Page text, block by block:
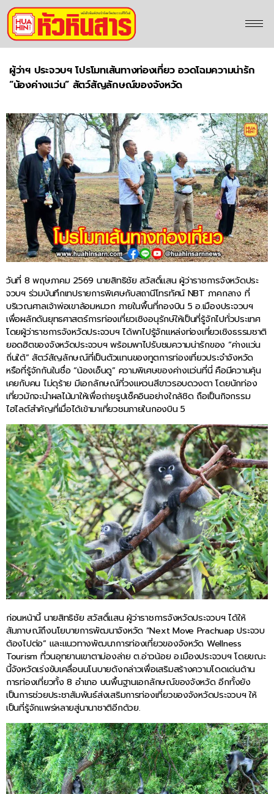
ผู้ว่าฯ ประจวบฯ โปรโมทเส้นทางท่องเที่ยว อวดโฉมความน่ารัก
“น้องค่างแว่น” สัตว์สัญลักษณ์ของจังหวัด
วันที่ 8 พฤษภาคม 2569 นายสิทธิชัย สวัสดิ์แสน ผู้ว่าราชการจังหวัดประ
จวบฯ ร่วมบันทึกเทปรายการพิเศษกับสถานีโทรทัศน์ NBT ภาคกลาง ที่
บริเวณศาลเจ้าพ่อเขาล้อมหมวก ภายในพื้นที่กองบิน 5 อ.เมืองประจวบฯ
เพื่อผลักดันยุทธศาสตร์การท่องเที่ยวเชิงอนุรักษ์ให้เป็นที่รู้จักไปทั่วประเทศ
โดยผู้ว่าราชการจังหวัดประจวบฯ ได้พาไปรู้จักแหล่งท่องเที่ยวเชิงธรรมชาติ
ยอดฮิตของจังหวัดประจวบฯ พร้อมพาไปรับชมความน่ารักของ “ค่างแว่น
ถิ่นใต้” สัตว์สัญลักษณ์ที่เป็นตัวแทนของทูตการท่องเที่ยวประจำจังหวัด
หรือที่รู้จักกันในชื่อ “น้องเอ็นดู” ความพิเศษของค่างแว่นที่นี่ คือมีความคุ้น
เคยกับคน ไม่ดุร้าย มีเอกลักษณ์ที่วงแหวนสีขาวรอบดวงตา โดยนักท่อง
เที่ยวมักจะนำผลไม้มาให้เพื่อถ่ายรูปเช็คอินอย่างใกล้ชิด ถือเป็นกิจกรรม
ไฮไลต์สำคัญที่เมื่อได้เข้ามาเที่ยวชมภายในกองบิน 5
ก่อนหน้านี้ นายสิทธิชัย สวัสดิ์แสน ผู้ว่าราชการจังหวัดประจวบฯ ได้ให้
สัมภาษณ์ถึงนโยบายการพัฒนาจังหวัด “Next Move Prachuap ประจวบ
ต้องไปต่อ” และแนวทางพัฒนาการท่องเที่ยวของจังหวัด Wellness
Tourism ที่วนอุทยานเขาตาม่องล่าย ต.อ่าวน้อย อ.เมืองประจวบฯ โดยขณะ
นี้จังหวัดเร่งขับเคลื่อนนโนบายดังกล่าวเพื่อเสริมสร้างความโดดเด่นด้าน
การท่องเที่ยวทั้ง 8 อำเภอ บนพื้นฐานเอกลักษณ์ของจังหวัด อีกทั้งยัง
เป็นการช่วยประชาสัมพันธ์ส่งเสริมการท่องเที่ยวของจังหวัดประจวบฯ ให้
เป็นที่รู้จักแพร่หลายสู่นานาชาติอีกด้วย.